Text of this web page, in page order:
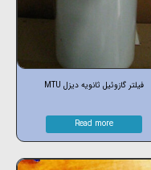
فیلتر گازوئیل ثانویه دیزل MTU
Read more